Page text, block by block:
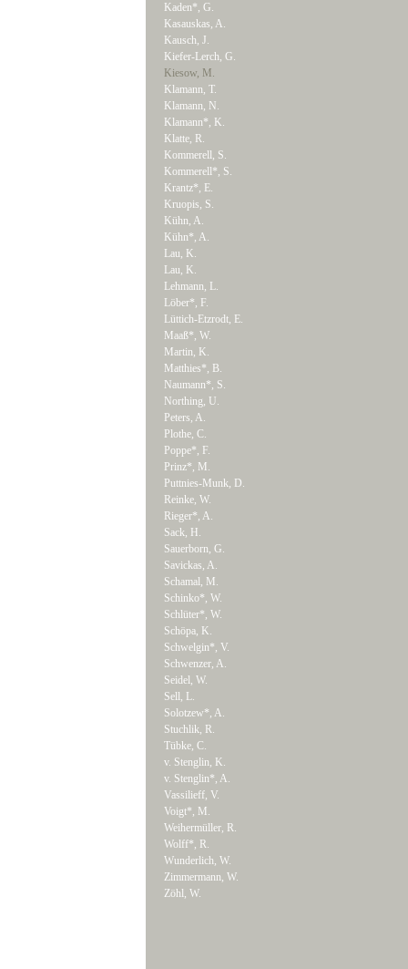
Kaden*, G.
Kasauskas, A.
Kausch, J.
Kiefer-Lerch, G.
Kiesow, M.
Klamann, T.
Klamann, N.
Klamann*, K.
Klatte, R.
Kommerell, S.
Kommerell*, S.
Krantz*, E.
Kruopis, S.
Kühn, A.
Kühn*, A.
Lau, K.
Lau, K.
Lehmann, L.
Löber*, F.
Lüttich-Etzrodt, E.
Maaß*, W.
Martin, K.
Matthies*, B.
Naumann*, S.
Northing, U.
Peters, A.
Plothe, C.
Poppe*, F.
Prinz*, M.
Puttnies-Munk, D.
Reinke, W.
Rieger*, A.
Sack, H.
Sauerborn, G.
Savickas, A.
Schamal, M.
Schinko*, W.
Schlüter*, W.
Schöpa, K.
Schwelgin*, V.
Schwenzer, A.
Seidel, W.
Sell, L.
Solotzew*, A.
Stuchlik, R.
Tübke, C.
v. Stenglin, K.
v. Stenglin*, A.
Vassilieff, V.
Voigt*, M.
Weihermüller, R.
Wolff*, R.
Wunderlich, W.
Zimmermann, W.
Zöhl, W.